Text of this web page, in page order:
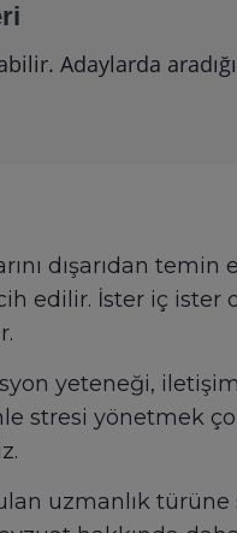
Adaylarda
dışarıdan temin
edilir. İster iç ister
yeteneği,
stresi yönetmek
uzmanlık